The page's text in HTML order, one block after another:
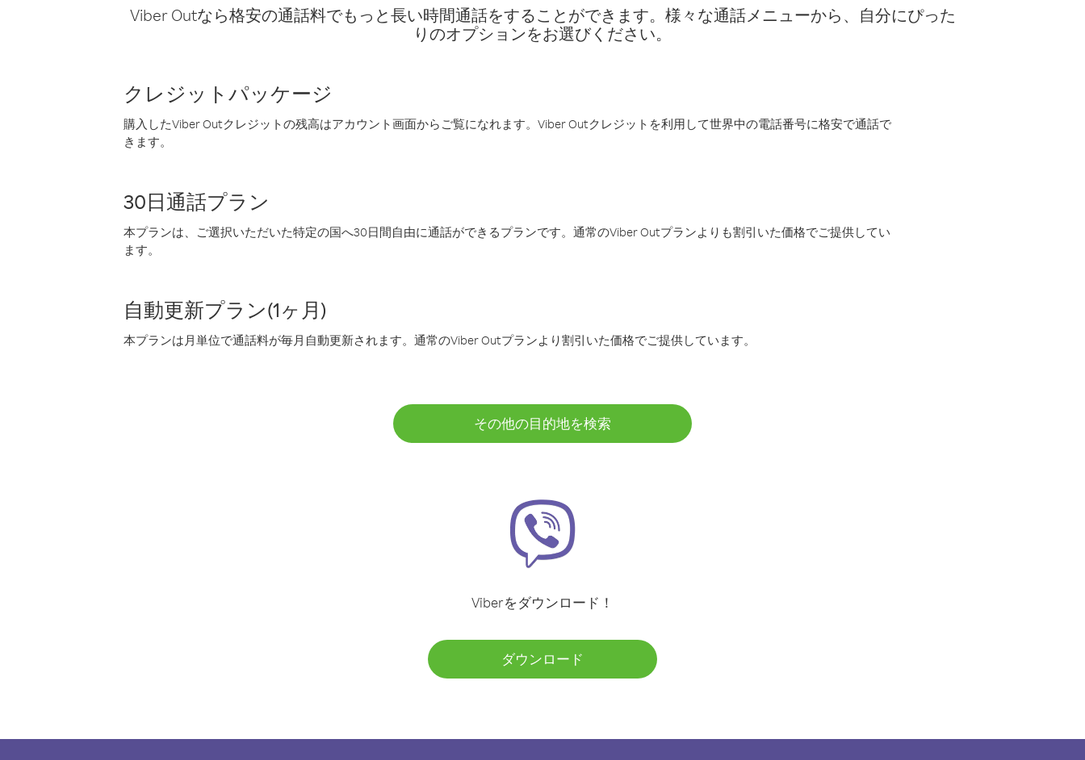
Viber Outなら格安の通話料でもっと長い時間通話をすることができます。様々な通話メニューから、自分にぴった
りのオプションをお選びください。
クレジットパッケージ
購入したViber Outクレジットの残高はアカウント画面からご覧になれます。Viber Outクレジットを利用して世界中の電話番号に格安で通話で
きます。
30日通話プラン
本プランは、ご選択いただいた特定の国へ30日間自由に通話ができるプランです。通常のViber Outプランよりも割引いた価格でご提供してい
ます。
自動更新プラン(1ヶ月)
本プランは月単位で通話料が毎月自動更新されます。通常のViber Outプランより割引いた価格でご提供しています。
その他の目的地を検索
Viberをダウンロード！
ダウンロード